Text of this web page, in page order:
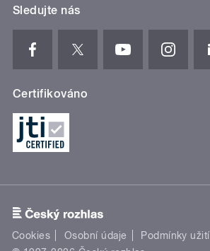
Sledujte nás
Certifikováno
Cookies Osobní údaje Podmínky užití